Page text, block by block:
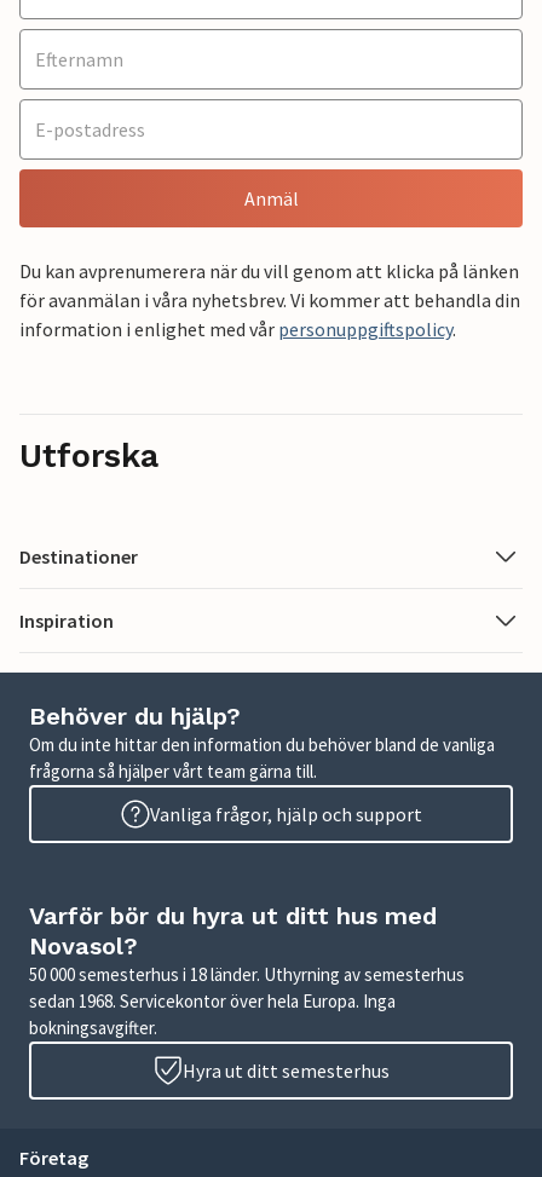
Anmäl
Du kan avprenumerera när du vill genom att klicka på länken
för avanmälan i våra nyhetsbrev. Vi kommer att behandla din
information i enlighet med vår personuppgiftspolicy.
Utforska
Destinationer
Inspiration
Behöver du hjälp?
Om du inte hittar den information du behöver bland de vanliga
frågorna så hjälper vårt team gärna till.
Vanliga frågor, hjälp och support
Varför bör du hyra ut ditt hus med
Novasol?
50 000 semesterhus i 18 länder. Uthyrning av semesterhus
sedan 1968. Servicekontor över hela Europa. Inga
bokningsavgifter.
Hyra ut ditt semesterhus
Företag